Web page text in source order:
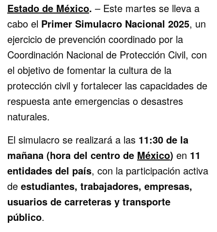
Estado de México. – Este martes se lleva a
cabo el Primer Simulacro Nacional 2025, un
ejercicio de prevención coordinado por la
Coordinación Nacional de Protección Civil, con
el objetivo de fomentar la cultura de la
protección civil y fortalecer las capacidades de
respuesta ante emergencias o desastres
naturales.
El simulacro se realizará a las 11:30 de la
mañana (hora del centro de México) en 11
entidades del país, con la participación activa
deestudiantes, trabajadores, empresas,
usuarios de carreteras y transporte
público.